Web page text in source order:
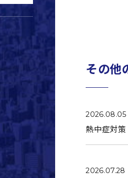
その他
2026.08.05
熱中症対策
2026.07.28